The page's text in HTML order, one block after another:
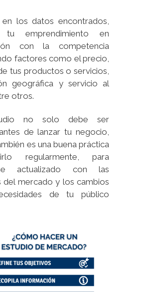
los datos encontrados,
tu emprendimiento en
con la competencia
factores como el precio,
tus productos o servicios,
geográfica y servicio al
otros.
no solo debe ser
de lanzar tu negocio,
es una buena práctica
regularmente, para
actualizado con las
del mercado y los cambios
de tu público